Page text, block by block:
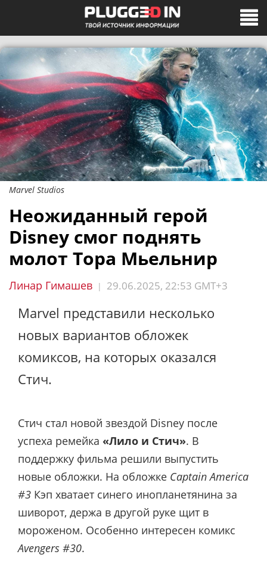
Marvel Studios
Неожиданный герой
Disney смог поднять
молот Тора Мьельнир
Линар Гимашев | 29.06.2025, 22:53 GMT+3
Marvel представили несколько
новых вариантов обложек
комиксов, на которых оказался
Стич.
Стич стал новой звездой Disney после
успеха ремейка «Лило и Стич». В
поддержку фильма решили выпустить
новые обложки. На обложке Captain America
#3 Кэп хватает синего инопланетянина за
шиворот, держа в другой руке щит в
мороженом. Особенно интересен комикс
Avengers #30.